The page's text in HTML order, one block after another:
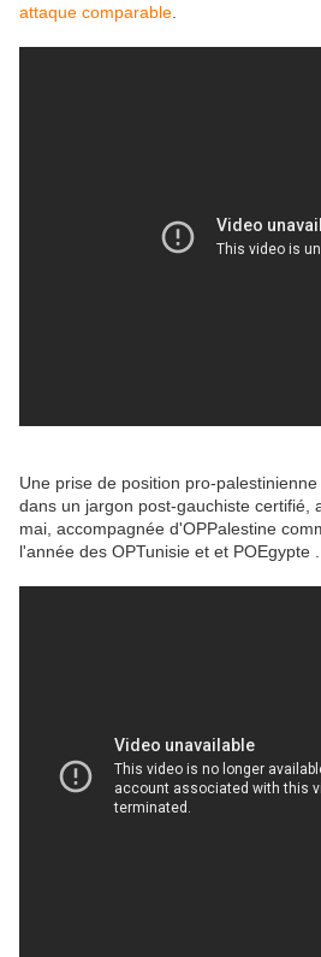
attaque comparable
Une prise de position pro-
dans un jargon post-gauchiste certifié,
mai, accompagnée d'OPPalestine
l'année des OPTunisie et et POEgypte .